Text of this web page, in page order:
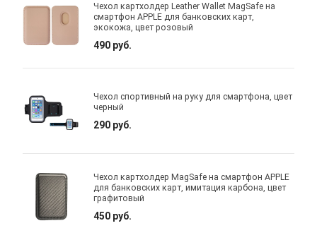
Чехол картхолдер Leather Wallet MagSafe на
смартфон APPLE для банковских карт,
экокожа, цвет розовый
490 руб.
Чехол спортивный на руку для смартфона, цвет
черный
290 руб.
Чехол картхолдер MagSafe на смартфон APPLE
для банковских карт, имитация карбона, цвет
графитовый
450 руб.